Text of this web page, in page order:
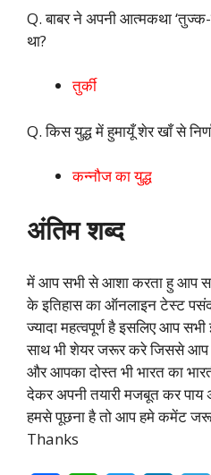
Q. बाबर ने अपनी आत्मकथा ‘तुज्क-
था?
तुर्की
Q. किस युद्ध में हुमायूँ शेर खाँ से
कन्नौज का युद्ध
अंतिम शब्द
में आप सभी से आशा करता हु आप सभी
के इतिहास का ऑनलाइन टेस्ट पसंद
ज्यादा महत्वपूर्ण है इसलिए आप
साथ भी शेयर जरूर करे जिससे आप
और आपका दोस्त भी भारत का
देकर अपनी तयारी मजबूत कर
हमसे पूछना है तो आप हमे कमेंट
Thanks